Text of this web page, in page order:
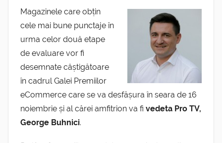
Magazinele care obțin
cele mai bune punctaje în
urma celor două etape
de evaluare vor fi
desemnate câștigătoare
în cadrul Galei Premiilor
eCommerce care se va desfășura în seara de 16
noiembrie și al cărei amfitrion va fi vedeta Pro TV,
George Buhnici.